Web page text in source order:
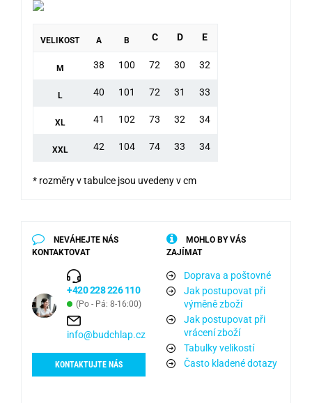
VELIKOST A B C D E
M 38 100 72 30 32
L 40 101 72 31 33
XL 41 102 73 32 34
XXL 42 104 74 33 34
* rozměry v tabulce jsou uvedeny v cm
NEVÁHEJTE NÁS
KONTAKTOVAT
+420 228 226 110
(Po - Pá: 8-16:00)
info@budchlap.cz
KONTAKTUJTE NÁS
MOHLO BY VÁS
ZAJÍMAT
Doprava a poštovné
Jak postupovat při
výměně zboží
Jak postupovat při
vrácení zboží
Tabulky velikostí
Často kladené dotazy